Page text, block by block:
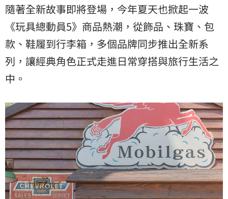
隨著全新故事即將登場，今年夏天也掀起一波
《玩具總動員5》商品熱潮，從飾品、珠寶、包
款、鞋履到行李箱，多個品牌同步推出全新系
列，讓經典角色正式走進日常穿搭與旅行生活之
中。